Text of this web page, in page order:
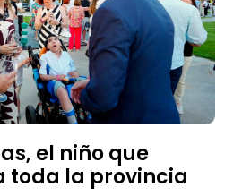
el niño que
toda la provincia